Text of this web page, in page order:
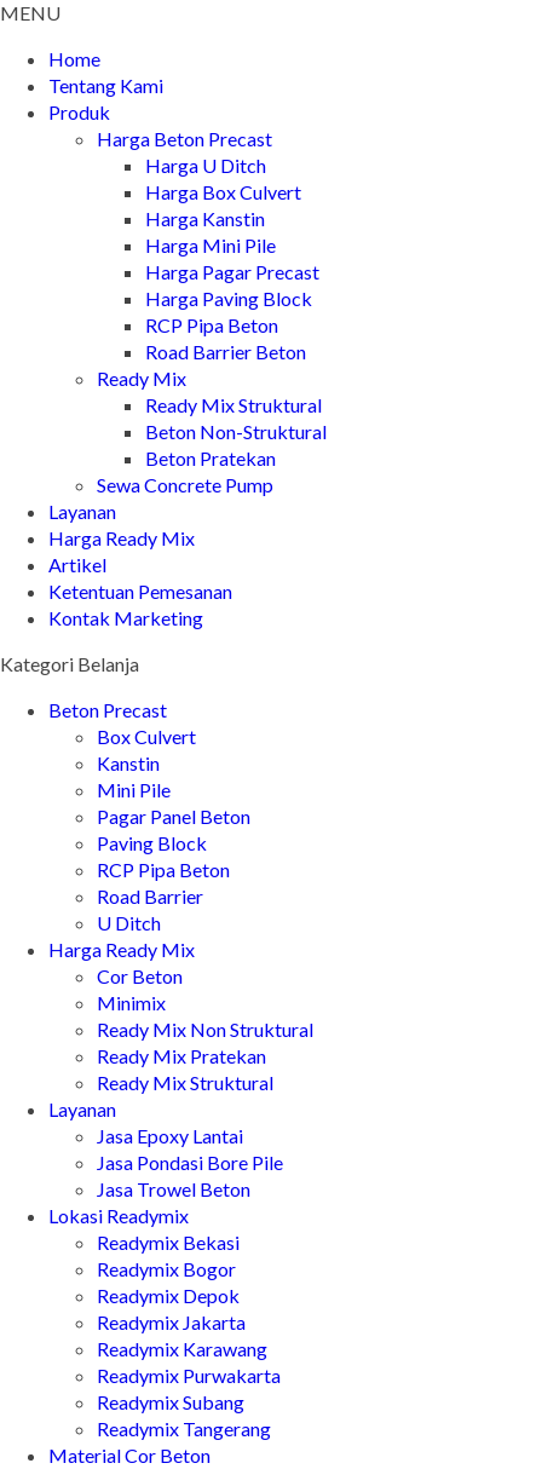
MENU
Home
Tentang Kami
Produk
Harga Beton Precast
Harga U Ditch
Harga Box Culvert
Harga Kanstin
Harga Mini Pile
Harga Pagar Precast
Harga Paving Block
RCP Pipa Beton
Road Barrier Beton
Ready Mix
Ready Mix Struktural
Beton Non-Struktural
Beton Pratekan
Sewa Concrete Pump
Layanan
Harga Ready Mix
Artikel
Ketentuan Pemesanan
Kontak Marketing
Kategori Belanja
Beton Precast
Box Culvert
Kanstin
Mini Pile
Pagar Panel Beton
Paving Block
RCP Pipa Beton
Road Barrier
U Ditch
Harga Ready Mix
Cor Beton
Minimix
Ready Mix Non Struktural
Ready Mix Pratekan
Ready Mix Struktural
Layanan
Jasa Epoxy Lantai
Jasa Pondasi Bore Pile
Jasa Trowel Beton
Lokasi Readymix
Readymix Bekasi
Readymix Bogor
Readymix Depok
Readymix Jakarta
Readymix Karawang
Readymix Purwakarta
Readymix Subang
Readymix Tangerang
Material Cor Beton